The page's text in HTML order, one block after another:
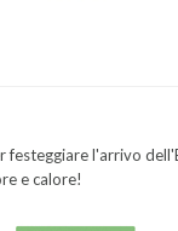
festeggiare l'arrivo
e calore!